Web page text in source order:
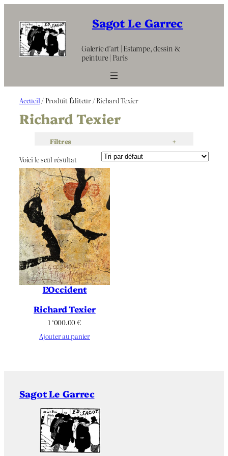
contenu
Sagot Le Garrec
Galerie d’art | Estampe, dessin &
peinture | Paris
Accueil / Produit Éditeur / Richard Texier
Richard Texier
Filtres +
Voici le seul résultat
L’Occident
Richard Texier
1 ‘000.00€
Ajouter au panier
Sagot Le Garrec